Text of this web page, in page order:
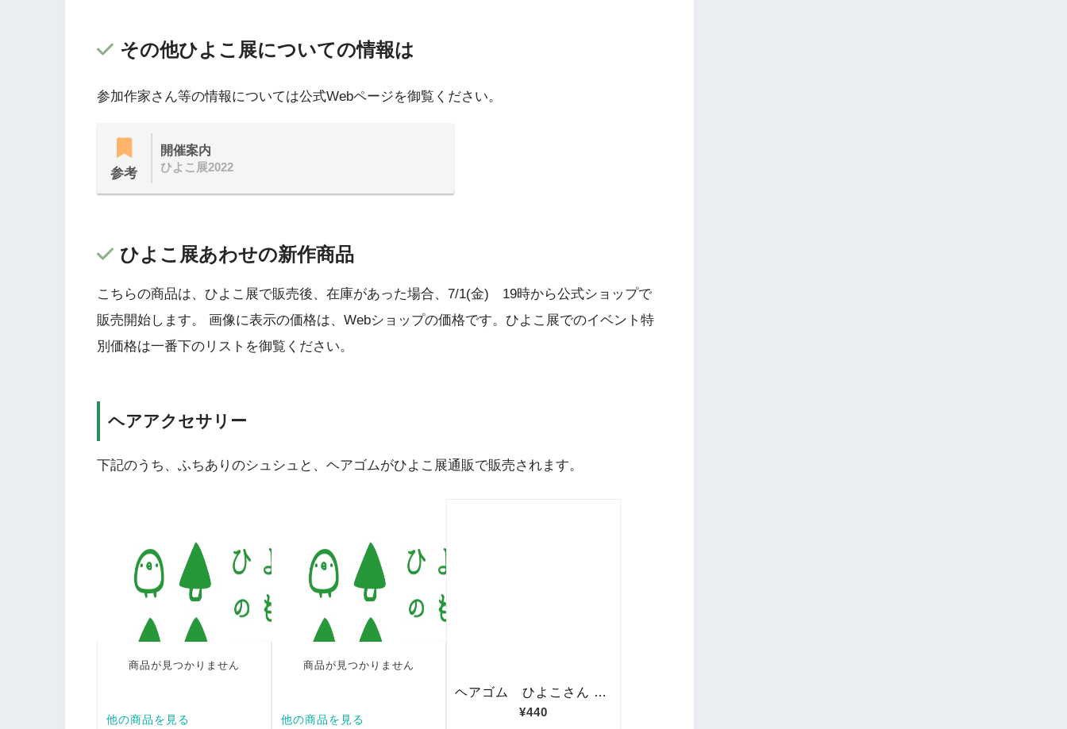
その他ひよこ展についての情報は
参加作家さん等の情報については公式Webページを御覧ください。
参考
開催案内
ひよこ展2022
ひよこ展あわせの新作商品
こちらの商品は、ひよこ展で販売後、在庫があった場合、7/1(金) 19時から公式ショップで
販売開始します。 画像に表示の価格は、Webショップの価格です。ひよこ展でのイベント特
別価格は一番下のリストを御覧ください。
ヘアアクセサリー
下記のうち、ふちありのシュシュと、ヘアゴムがひよこ展通販で販売されます。